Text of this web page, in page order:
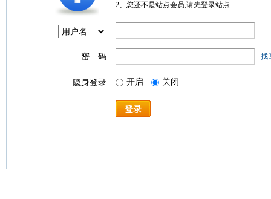
2、您还不是站点会员,请先登录站点
密 码 找
隐身登录 开启 关闭
登录